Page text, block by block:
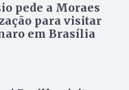
pede a Moraes
para visitar
em Brasília